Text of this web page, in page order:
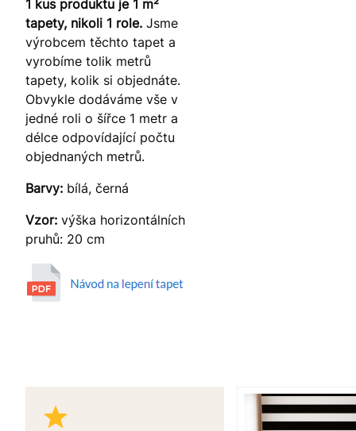
1 kus produktu je 1 m²
tapety, nikoli 1 role. Jsme
výrobcem těchto tapet a
vyrobíme tolik metrů
tapety, kolik si objednáte.
Obvykle dodáváme vše v
jedné roli o šířce 1 metr a
délce odpovídající počtu
objednaných metrů.
Barvy: bílá, černá
Vzor: výška horizontálních
pruhů: 20 cm